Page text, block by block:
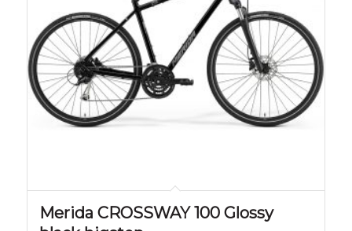
Merida CROSSWAY 100 Glossy